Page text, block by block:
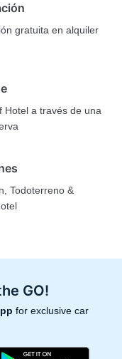
gratuita en alquiler
Hotel a través de una
Todoterreno &
GO!
for exclusive car